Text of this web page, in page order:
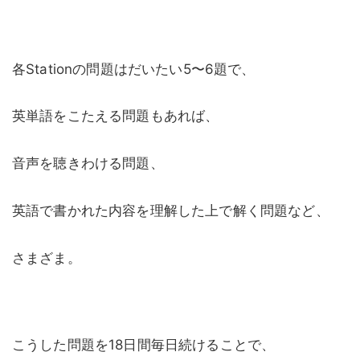
各Stationの問題はだいたい5〜6題で、
英単語をこたえる問題もあれば、
音声を聴きわける問題、
英語で書かれた内容を理解した上で解く問題など、
さまざま。
こうした問題を18日間毎日続けることで、